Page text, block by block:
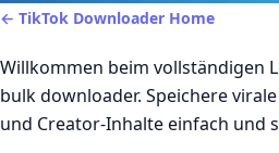
← TikTok Downloader Home
Willkommen beim vollständigen
bulk downloader. Speichere
und Creator-Inhalte einfach und